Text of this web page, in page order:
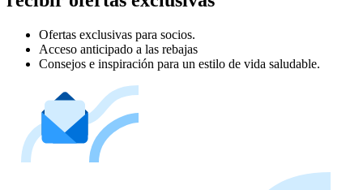
Ofertas exclusivas para socios.
Acceso anticipado a las rebajas
Consejos e inspiración para un estilo de vida saludable.